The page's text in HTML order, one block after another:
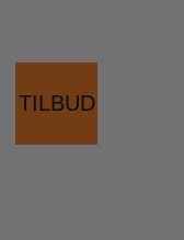
TILBUD